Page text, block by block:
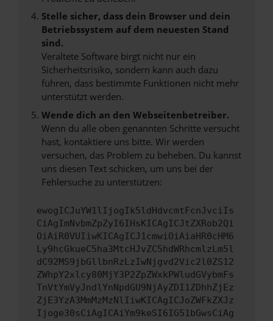
Stelle sicher, dass dein Browser und dein
Betriebssystem auf dem neuesten Stand
sind.
Veraltete Software birgt nicht nur ein
Sicherheitsrisiko, sondern kann auch dazu
führen, dass bestimmte Funktionen nicht mehr
unterstützt werden.
Wende dich an den Webseitenbetreiber.
Wenn du alle oben genannten Schritte versucht
hast, kontaktiere uns bitte. Wir werden
versuchen, das Problem zu beheben. Du kannst
uns diesen Text schicken, um uns bei der
Fehlersuche zu unterstützen:
ewogICJuYW1lIjogIk5ldHdvcmtFcnJvciIs
CiAgImNvbmZpZyI6IHsKICAgICJtZXRob2Qi
OiAiR0VUIiwKICAgICJ1cmwiOiAiaHR0cHM6
Ly9hcGkueC5ha3MtcHJvZC5hdWRhcmlzLm5l
dC92MS9jbGllbnRzLzIwNjgvd2Vic2l0ZS12
ZWhpY2xlcy80MjY3P2ZpZWxkPWludGVybmFs
TnVtYmVyJndlYnNpdGU9NjAyZDI1ZDhhZjEz
ZjE3YzA3MmMzMzNlIiwKICAgICJoZWFkZXJz
Ijoge30sCiAgICAiYm9keSI6IG51bGwsCiAg